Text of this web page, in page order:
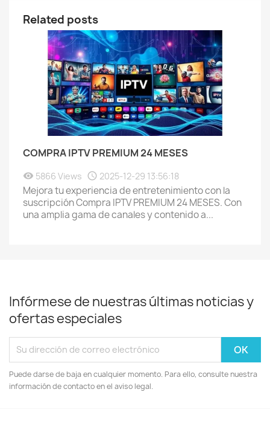
Related posts
COMPRA IPTV PREMIUM 24 MESES
5866 Views 2025-12-29 13:56:18
Mejora tu experiencia de entretenimiento con la
suscripción Compra IPTV PREMIUM 24 MESES. Con
una amplia gama de canales y contenido a...
Infórmese de nuestras últimas noticias y
ofertas especiales
Puede darse de baja en cualquier momento. Para ello, consulte nuestra
información de contacto en el aviso legal.